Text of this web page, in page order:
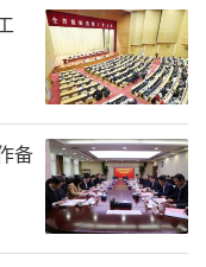
不低于1小时，
后服务时间开展
动时间不低于2
托管服务
备